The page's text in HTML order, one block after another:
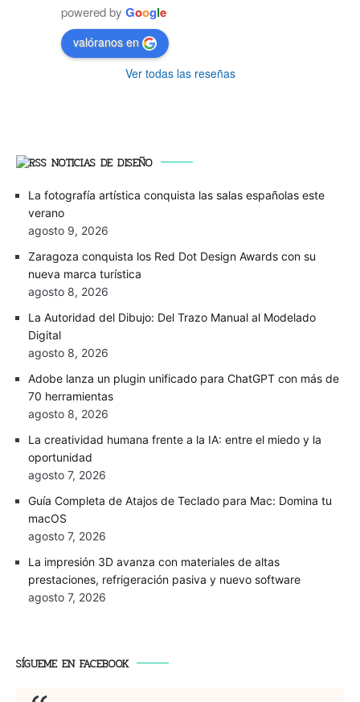
powered by Google
valóranos en
Ver todas las reseñas
NOTICIAS DE DISEÑO
La fotografía artística conquista las salas españolas este
verano
agosto 9, 2026
Zaragoza conquista los Red Dot Design Awards con su
nueva marca turística
agosto 8, 2026
La Autoridad del Dibujo: Del Trazo Manual al Modelado
Digital
agosto 8, 2026
Adobe lanza un plugin unificado para ChatGPT con más de
70 herramientas
agosto 8, 2026
La creatividad humana frente a la IA: entre el miedo y la
oportunidad
agosto 7, 2026
Guía Completa de Atajos de Teclado para Mac: Domina tu
macOS
agosto 7, 2026
La impresión 3D avanza con materiales de altas
prestaciones, refrigeración pasiva y nuevo software
agosto 7, 2026
SÍGUEME EN FACEBOOK